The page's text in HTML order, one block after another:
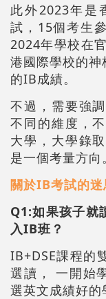
此外2023年是
試，15個考生
2024年學校在
港國際學校的
的IB成績。
不過，需要強
不同的維度，
大學，大學錄
是一個考量方向。
關於IB考試的迷
Q1:如果孩子就
入IB班？
IB+DSE課程的
選讀， 一開始
選英文成績好的